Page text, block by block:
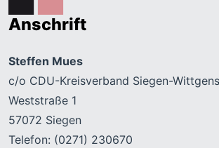
Anschrift
Steffen Mues
c/o CDU-Kreisverband Siegen-
Weststraße 1
57072 Siegen
Telefon: (0271) 230670